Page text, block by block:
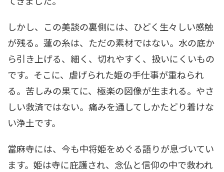
しかし、この美談の裏側には、ひどく生々しい感触
が残る。蓮の糸は、ただの素材ではない。水の底か
ら引き上げる、細く、切れやすく、扱いにくいもの
です。そこに、虐げられた姫の手仕事が重ねられ
る。苦しみの果てに、極楽の図像が生まれる。やさ
しい救済ではない。痛みを通してしかたどり着けな
い浄土です。
當麻寺には、今も中将姫をめぐる語りが息づいてい
ます。姫は寺に庇護され、念仏と信仰の中で救われ